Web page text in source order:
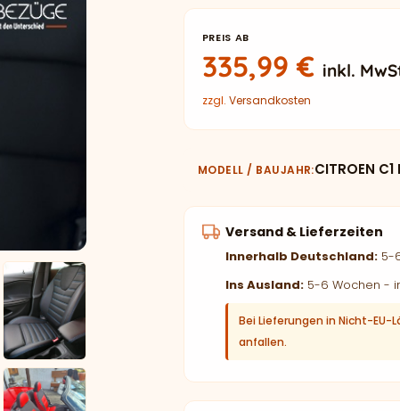
PREIS AB
335,99€ inkl.
zzgl. Versandkosten
MODELL / BAUJAHR CITROEN
Versand & Lieferzeiten
Innerhalb Deutschland:5-6
Ins Ausland:5-6 Wochen -
Bei Lieferungen in Nicht-EU-
anfallen.